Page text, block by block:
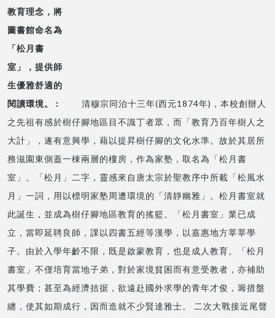
清穆宗同治十三年(西元1874年)，本校創辦人
之先祖有感於樹仔腳地區目不識丁者眾，而「教育乃百年樹人之
大計」，遂有意興學，藉以提昇樹仔腳的文化水準。故於其居所
務滋園東側蓋一棟兩層的樓房，作為家塾，取名為「松月書
室」。「松月」二字，靈感來自唐太宗於聖教序中所載「松風水
月」一詞，用以標明家塾周遭環境的「清靜幽雅」。松月書室就
此誕生，並成為樹仔腳地區教育的搖籃。「松月書室」業已成
立，當即延聘良師，課以四書五經等漢學，以嘉惠地方莘莘學
子。由於入學年齡不限，既是啟蒙教育，也是成人教育。「松月
書室」不僅培育當地子弟，對於家境貧困而有意受教者，亦補助
其學費；甚至為經濟拮据，欲遠赴國外求學的青年才俊，籌措盤
纏，使其如期成行，因而造就不少賢達雅士。 二次大戰接近尾聲